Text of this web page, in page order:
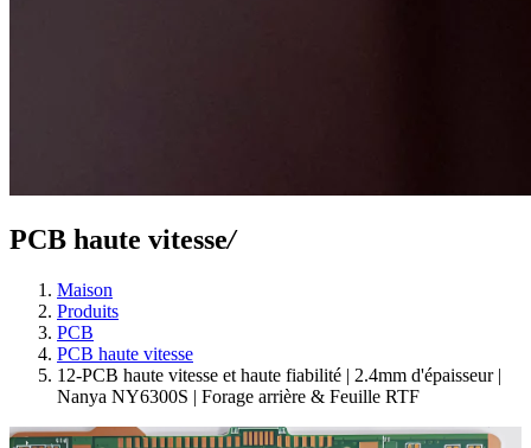
PCB haute vitesse/
Maison
Produits
PCB
PCB haute vitesse
12-PCB haute vitesse et haute fiabilité | 2.4mm d'épaisseur |
Nanya NY6300S | Forage arrière & Feuille RTF